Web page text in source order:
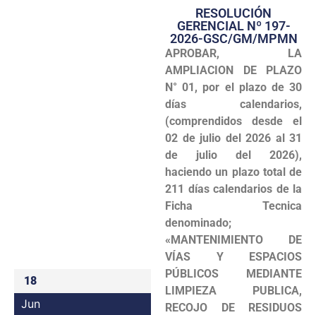
Transparencia
Seguridad
Programas
Intranet
18
Jun
RESOLUCIÓN
GERENCIAL Nº 197-
2026-GSC/GM/MPMN
APROBAR,
LA
AMPLIACION DE PLAZO
N° 01, por el plazo de 30
días calendarios,
(comprendidos desde el
02 de julio del 2026 al 31
de julio del 2026),
haciendo un plazo total de
211 días calendarios de la
Ficha Tecnica
denominado;
«MANTENIMIENTO DE
VÍAS Y ESPACIOS
PÚBLICOS MEDIANTE
LIMPIEZA PUBLICA,
RECOJO DE RESIDUOS